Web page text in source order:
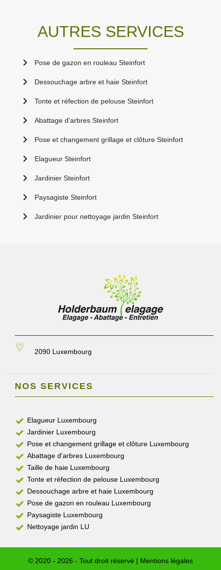
AUTRES SERVICES
Pose de gazon en rouleau Steinfort
Dessouchage arbre et haie Steinfort
Tonte et réfection de pelouse Steinfort
Abattage d'arbres Steinfort
Pose et changement grillage et clôture Steinfort
Elagueur Steinfort
Jardinier Steinfort
Paysagiste Steinfort
Jardinier pour nettoyage jardin Steinfort
2090 Luxembourg
NOS SERVICES
Elagueur Luxembourg
Jardinier Luxembourg
Pose et changement grillage et clôture Luxembourg
Abattage d'arbres Luxembourg
Taille de haie Luxembourg
Tonte et réfection de pelouse Luxembourg
Dessouchage arbre et haie Luxembourg
Pose de gazon en rouleau Luxembourg
Paysagiste Luxembourg
Nettoyage jardin LU
© 2020 - 2026 - Tout droit réservé | Mentions légales